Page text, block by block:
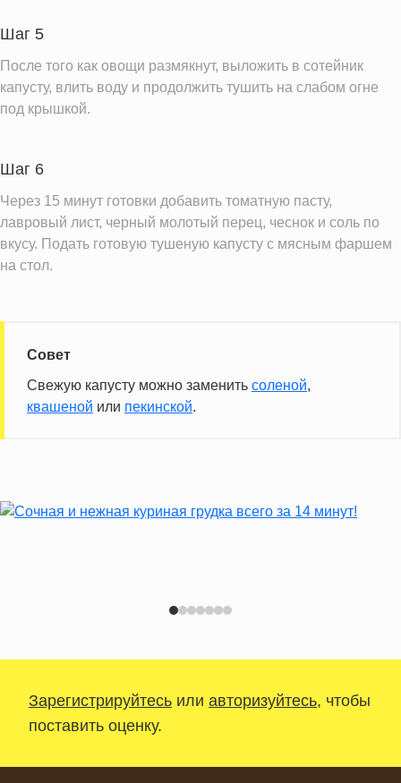
Шаг 5
После того как овощи размякнут, выложить в сотейник
капусту, влить воду и продолжить тушить на слабом огне
под крышкой.
Шаг 6
Через 15 минут готовки добавить томатную пасту,
лавровый лист, черный молотый перец, чеснок и соль по
вкусу. Подать готовую тушеную капусту с мясным фаршем
на стол.
Совет
Свежую капусту можно заменить соленой,
квашеной или пекинской.
Зарегистрируйтесь или авторизуйтесь, чтобы
поставить оценку.